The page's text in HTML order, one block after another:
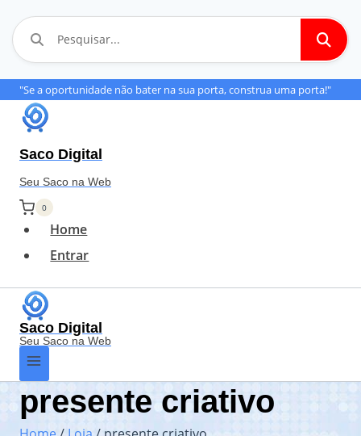
Pular
para
"Se a oportunidade não bater na sua porta, construa uma porta!"
Saco Digital
Seu Saco na Web
0
Home
Entrar
Saco Digital
Seu Saco na Web
presente criativo